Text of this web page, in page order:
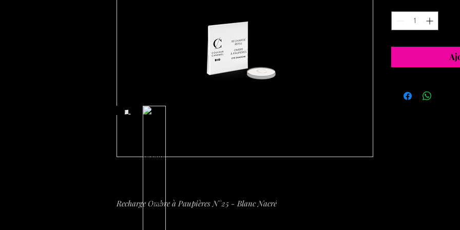
Recharge Ombre à Paupières N°25 - Blanc Nacré